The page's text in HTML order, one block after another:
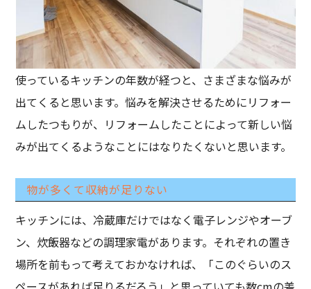
使っているキッチンの年数が経つと、さまざまな悩みが
出てくると思います。悩みを解決させるためにリフォー
ムしたつもりが、リフォームしたことによって新しい悩
みが出てくるようなことにはなりたくないと思います。
物が多くて収納が足りない
キッチンには、冷蔵庫だけではなく電子レンジやオーブ
ン、炊飯器などの調理家電があります。それぞれの置き
場所を前もって考えておかなければ、「このぐらいのス